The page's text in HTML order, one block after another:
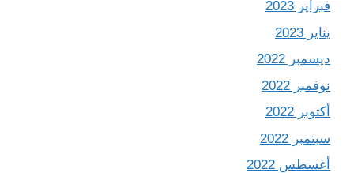
فبراير 2023
يناير 2023
ديسمبر 2022
نوفمبر 2022
أكتوبر 2022
سبتمبر 2022
أغسطس 2022